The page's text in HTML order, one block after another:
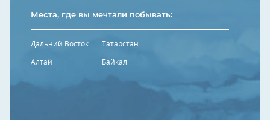
Места, где вы мечтали побывать:
Дальний Восток
Алтай
Татарстан
Байкал